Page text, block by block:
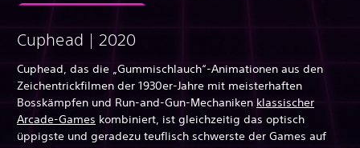
Cuphead | 2020
Cuphead, das die „Gummischlauch“-Animationen aus den
Zeichentrickfilmen der 1930er-Jahre mit meisterhaften
Bosskämpfen und Run-and-Gun-Mechaniken klassischer
Arcade-Games kombiniert, ist gleichzeitig das optisch
üppigste und geradezu teuflisch schwerste der Games auf